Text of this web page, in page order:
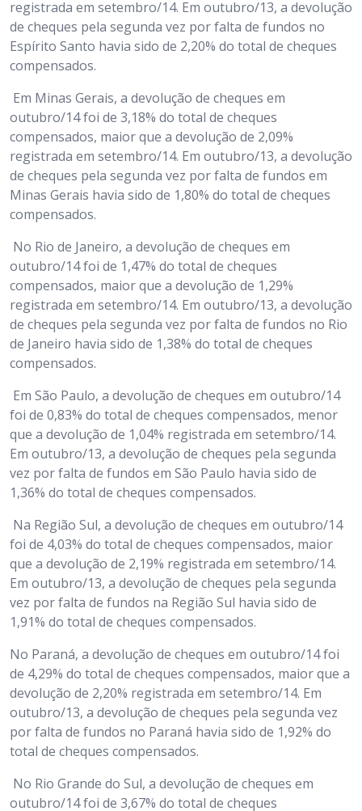
registrada em setembro/14. Em outubro/13, a devolução
de cheques pela segunda vez por falta de fundos no
Espírito Santo havia sido de 2,20% do total de cheques
compensados.
Em Minas Gerais, a devolução de cheques em
outubro/14 foi de 3,18% do total de cheques
compensados, maior que a devolução de 2,09%
registrada em setembro/14. Em outubro/13, a devolução
de cheques pela segunda vez por falta de fundos em
Minas Gerais havia sido de 1,80% do total de cheques
compensados.
No Rio de Janeiro, a devolução de cheques em
outubro/14 foi de 1,47% do total de cheques
compensados, maior que a devolução de 1,29%
registrada em setembro/14. Em outubro/13, a devolução
de cheques pela segunda vez por falta de fundos no Rio
de Janeiro havia sido de 1,38% do total de cheques
compensados.
Em São Paulo, a devolução de cheques em outubro/14
foi de 0,83% do total de cheques compensados, menor
que a devolução de 1,04% registrada em setembro/14.
Em outubro/13, a devolução de cheques pela segunda
vez por falta de fundos em São Paulo havia sido de
1,36% do total de cheques compensados.
Na Região Sul, a devolução de cheques em outubro/14
foi de 4,03% do total de cheques compensados, maior
que a devolução de 2,19% registrada em setembro/14.
Em outubro/13, a devolução de cheques pela segunda
vez por falta de fundos na Região Sul havia sido de
1,91% do total de cheques compensados.
No Paraná, a devolução de cheques em outubro/14 foi
de 4,29% do total de cheques compensados, maior que a
devolução de 2,20% registrada em setembro/14. Em
outubro/13, a devolução de cheques pela segunda vez
por falta de fundos no Paraná havia sido de 1,92% do
total de cheques compensados.
No Rio Grande do Sul, a devolução de cheques em
outubro/14 foi de 3,67% do total de cheques